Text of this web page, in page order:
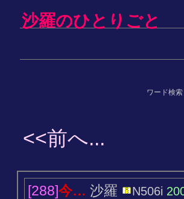
沙羅のひとりごと
ワード検索
<<前へ...
[288]今… 沙羅 N506i